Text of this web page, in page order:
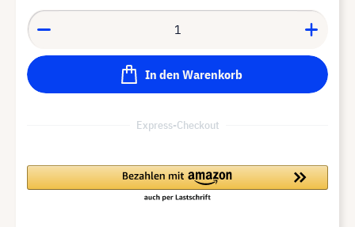
In den Warenkorb
Express-Checkout